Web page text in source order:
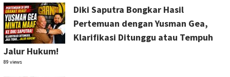
Diki Saputra Bongkar Hasil
Pertemuan dengan Yusman Gea,
Klarifikasi Ditunggu atau Tempuh
Jalur Hukum!
89 views